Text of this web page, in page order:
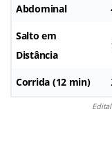
Abdominal
Salto em
Distância
Corrida (12 min)